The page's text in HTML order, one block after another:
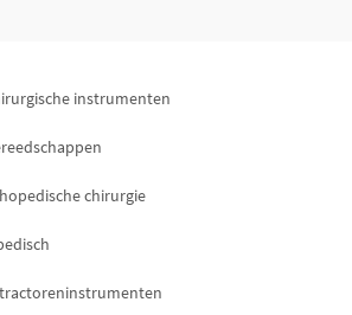
instrumenten
chirurgie